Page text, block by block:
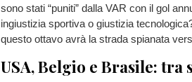
sono stati “puniti” dalla VAR con il gol
ingiustizia sportiva o giustizia
questo ottavo avrà la strada spianata
USA, Belgio e Brasile: